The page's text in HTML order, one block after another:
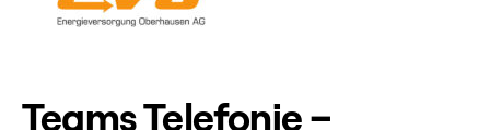
Teams Telefonie –